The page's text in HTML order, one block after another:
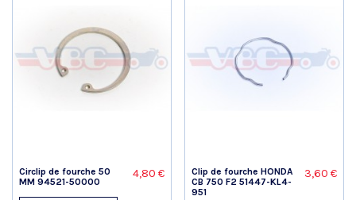
Circlip de fourche 50
MM 94521-50000
4,80 €
Clip de fourche HONDA
CB 750 F2 51447-KL4-
951
3,60 €